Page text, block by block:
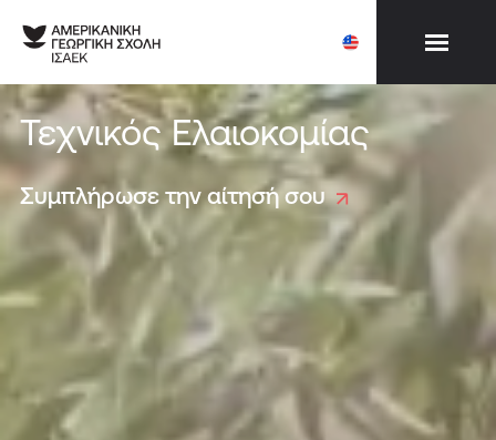
Τεχνικός Ελαιοκομίας
Συμπλήρωσε την αίτησή σου